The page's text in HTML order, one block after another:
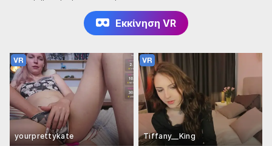
Εκκίνηση VR
yourprettykate Tiffany__King